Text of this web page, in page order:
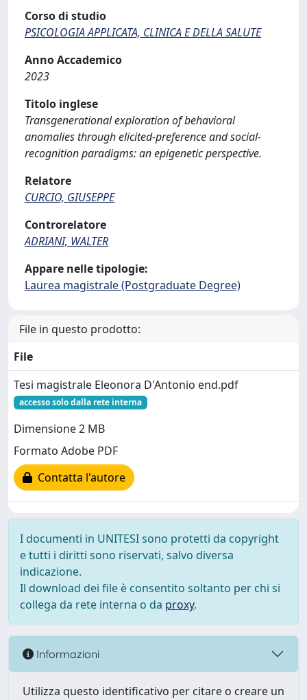
Corso di studio
PSICOLOGIA APPLICATA, CLINICA E DELLA SALUTE
Anno Accademico
2023
Titolo inglese
Transgenerational exploration of behavioral
anomalies through elicited-preference and social-
recognition paradigms: an epigenetic perspective.
Relatore
CURCIO, GIUSEPPE
Controrelatore
ADRIANI, WALTER
Appare nelle tipologie:
Laurea magistrale (Postgraduate Degree)
File in questo prodotto:
File
Tesi magistrale Eleonora D'Antonio end.pdf
accesso solo dalla rete interna
Dimensione 2 MB
Formato Adobe PDF
Contatta l'autore
I documenti in UNITESI sono protetti da copyright
e tutti i diritti sono riservati, salvo diversa
indicazione.
Il download dei file è consentito soltanto per chi si
collega da rete interna o da proxy.
Informazioni
Utilizza questo identificativo per citare o creare un